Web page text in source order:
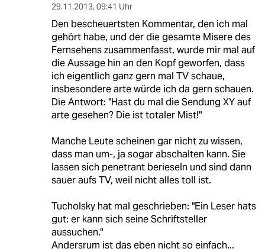
29.11.2013, 09:41 Uhr
Den bescheuertsten Kommentar, den ich mal
gehört habe, und der die gesamte Misere des
Fernsehens zusammenfasst, wurde mir mal auf
die Aussage hin an den Kopf geworfen, dass
ich eigentlich ganz gern mal TV schaue,
insbesondere arte würde ich da gern schauen.
Die Antwort: "Hast du mal die Sendung XY auf
arte gesehen? Die ist totaler Mist!"
Manche Leute scheinen gar nicht zu wissen,
dass man um-, ja sogar abschalten kann. Sie
lassen sich penetrant berieseln und sind dann
sauer aufs TV, weil nicht alles toll ist.
Tucholsky hat mal geschrieben: "Ein Leser hats
gut: er kann sich seine Schriftsteller
aussuchen."
Andersrum ist das eben nicht so einfach...